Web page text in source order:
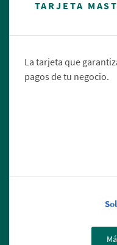
TARJETA
La tarjeta que
pagos de tu negocio.